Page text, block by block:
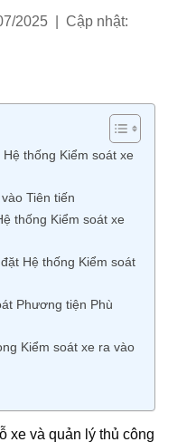
2025 | Cập nhật:
thống Kiểm soát xe
Tiên tiến
thống Kiểm soát xe
Hệ thống Kiểm soát
Phương tiện Phù
Kiểm soát xe ra vào
xe và quản lý thủ công